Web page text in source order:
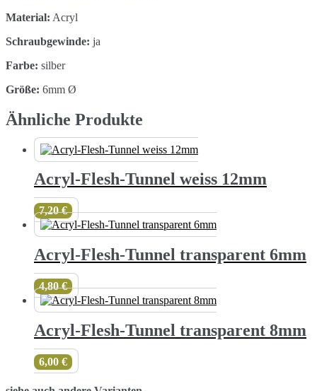
Material: Acryl
Schraubgewinde: ja
Farbe: silber
Größe: 6mm Ø
Ähnliche Produkte
Acryl-Flesh-Tunnel weiss 12mm
7,20€
Acryl-Flesh-Tunnel transparent 6mm
4,80€
Acryl-Flesh-Tunnel transparent 8mm
6,00 €